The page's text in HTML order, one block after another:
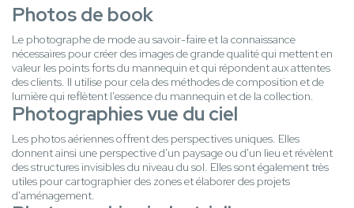
Photos de book
Le photographe de mode au savoir-faire et la connaissance
nécessaires pour créer des images de grande qualité qui mettent en
valeur les points forts du mannequin et qui répondent aux attentes
des clients. Il utilise pour cela des méthodes de composition et de
lumière qui reflètent l'essence du mannequin et de la collection.
Photographies vue du ciel
Les photos aériennes offrent des perspectives uniques. Elles
donnent ainsi une perspective d'un paysage ou d'un lieu et révèlent
des structures invisibles du niveau du sol. Elles sont également très
utiles pour cartographier des zones et élaborer des projets
d'aménagement.